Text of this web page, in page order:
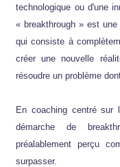
technologique ou d'une
« breakthrough » est
qui consiste à
créer une nouvelle
résoudre un problème
En coaching centré sur
démarche de
préalablement perçu
surpasser.